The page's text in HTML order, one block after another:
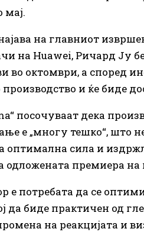
мај.
на главниот
на Huawei, Ричард Ју
во октомври, а според
и ќе биде
посочуваат дека
е „многу тешко“, што
оптимална сила и
одложената премиера на
е потребата да се
да биде практичен од
на реакцијата и